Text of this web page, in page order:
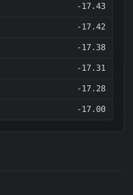
-17.43
-17.42
-17.38
-17.31
-17.28
-17.00